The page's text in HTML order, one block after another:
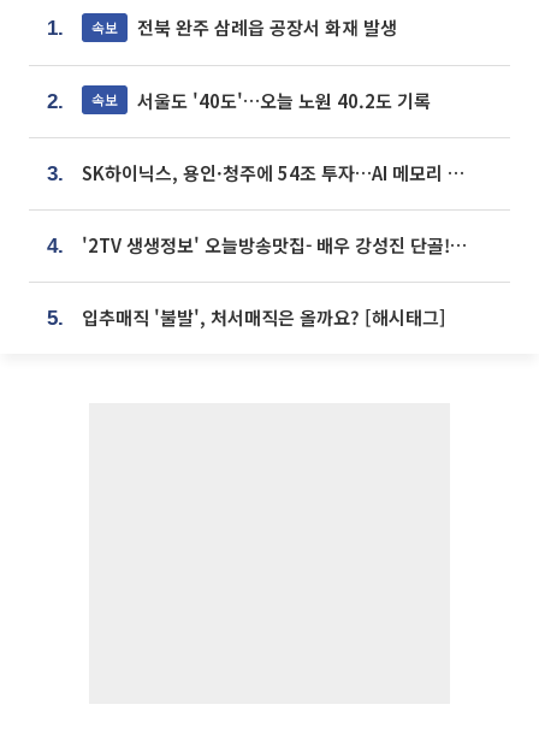
1. 속보 전북 완주 삼례읍 공장서 화재 발생
2. 속보 서울도 '40도'…오늘 노원 40.2도 기록
3. SK하이닉스, 용인·청주에 54조 투자…AI 메모리 생산기지 키운다
4. '2TV 생생정보' 오늘방송맛집- 배우 강성진 단골! 쌀국수ㆍ푸팟퐁 커리 맛집 '블○○○'
5. 입추매직 '불발', 처서매직은 올까요? [해시태그]